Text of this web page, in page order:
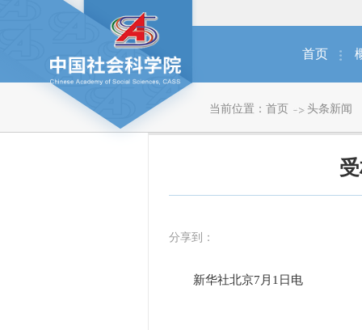
首页
当前位置： 首页 头条新闻
分享到：
新华社北京7月1日电